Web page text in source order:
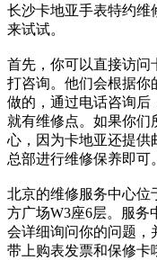
长沙卡地亚手表特约维
来试试。
首先，你可以直接访问
打咨询。他们会根据你
做的，通过电话咨询后
就有维修点。如果你们
心，因为卡地亚还提供
总部进行维修保养即可。
北京的维修服务中心位
方广场W3座6层。服务
会详细询问你的问题，
带上购表发票和保修卡